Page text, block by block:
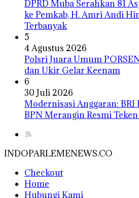
DPRD Muba Serahkan 81
ke Pemkab, H. Amri Andi
Terbanyak
5
4 Agustus 2026
Polsri Juara Umum
dan Ukir Gelar Keenam
6
30 Juli 2026
Modernisasi Anggaran: BRI
BPN Merangin Resmi
INDOPARLEMENEWS.CO
Checkout
Home
Hubungi Kami